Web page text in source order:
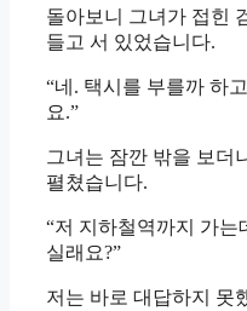
돌아보니 그녀가 접힌
들고 서 있었습니다.
“네. 택시를 부를까 하
요.”
그녀는 잠깐 밖을 보더
펼쳤습니다.
“저 지하철역까지 가는
실래요?”
저는 바로 대답하지 못